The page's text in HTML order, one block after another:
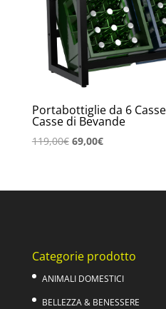
Portabottiglie da 6
Casse di Bevande
119,00€ Il
era:
69,00€Il
è:
Categorie prodotto
ANIMALI DOMESTICI
BELLEZZA & BENESSERE